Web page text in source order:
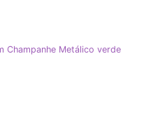
Champanhe Metálico verde